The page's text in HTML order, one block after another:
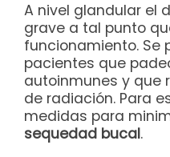
A nivel glandular el
grave a tal punto
funcionamiento. Se
pacientes que
autoinmunes y que
de radiación. Para
medidas para
sequedad bucal.